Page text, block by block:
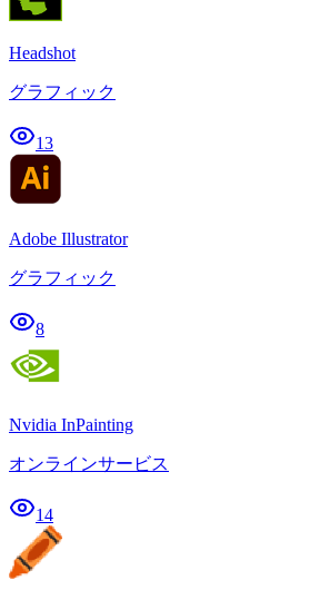
Headshot
グラフィック
13
Adobe Illustrator
グラフィック
8
Nvidia InPainting
オンラインサービス
14